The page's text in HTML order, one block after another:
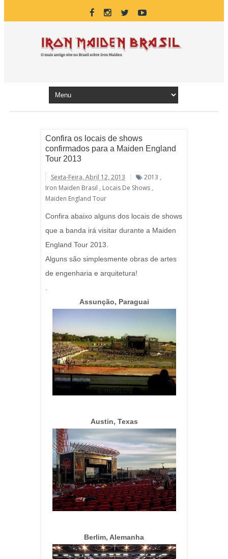
Confira os locais de shows
confirmados para a Maiden England
Tour 2013
Sexta-Feira, Abril 12, 2013 2013 ,
Iron Maiden Brasil , Locais De Shows ,
Maiden England Tour
Confira abaixo alguns dos locais de shows
que a banda irá visitar durante a Maiden
England Tour 2013.
Alguns são simplesmente obras de artes
de engenharia e arquitetura!
Assunção, Paraguai
Austin, Texas
Berlim, Alemanha